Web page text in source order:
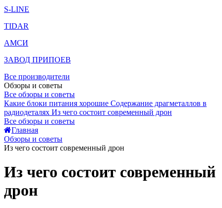
S-LINE
TIDAR
АМСИ
ЗАВОД ПРИПОЕВ
Все производители
Обзоры и советы
Все обзоры и советы
Какие блоки питания хорошие Содержание драгметаллов в
радиодеталях Из чего состоит современный дрон
Все обзоры и советы
Главная
Обзоры и советы
Из чего состоит современный дрон
Из чего состоит современный
дрон